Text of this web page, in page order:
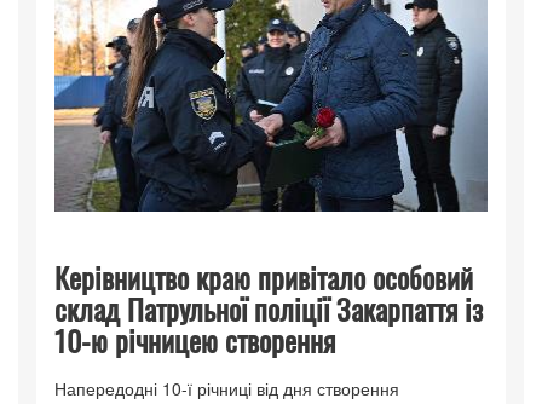
Керівництво краю привітало особовий
склад Патрульної поліції Закарпаття із
10-ю річницею створення
Напередодні 10-ї річниці від дня створення